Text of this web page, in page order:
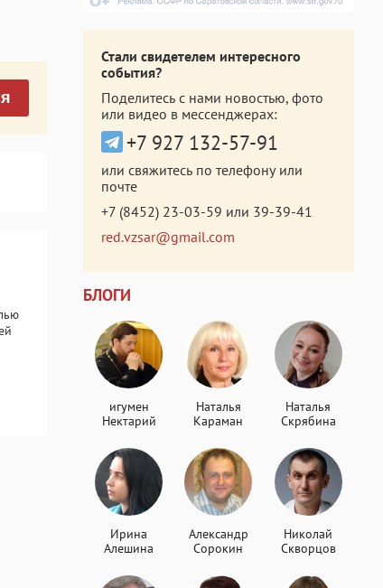
Стали свидетелем интересного
события?
Поделитесь с нами новостью, фото
или видео в мессенджерах:
+7 927 132-57-91
или свяжитесь по телефону или
почте
+7 (8452) 23-03-59 или 39-39-41
red.vzsar@gmail.com
БЛОГИ
игумен
Нектарий
Наталья
Караман
Наталья
Скрябина
Ирина
Алешина
Александр
Сорокин
Николай
Скворцов